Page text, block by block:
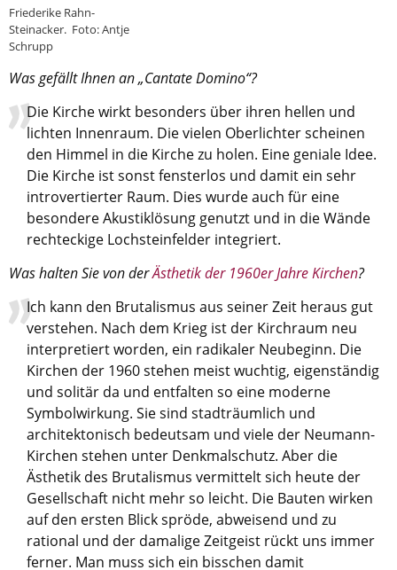
Oktober 2017
Informationen
Aus (nicht nur) Frankfurter Blogs
Videos
Beratung & Info
Impressum
Diese Website wurde am 28. November 2017
archiviert. Neues Online-Angebot:Evangelische
Kirche in Frankfurt.
Friederike Rahn-
Steinacker. Foto: Antje
Schrupp
Was gefällt Ihnen an „Cantate Domino“?
Die Kirche wirkt besonders über ihren hellen und
lichten Innenraum. Die vielen Oberlichter scheinen
den Himmel in die Kirche zu holen. Eine geniale Idee.
Die Kirche ist sonst fensterlos und damit ein sehr
introvertierter Raum. Dies wurde auch für eine
besondere Akustiklösung genutzt und in die Wände
rechteckige Lochsteinfelder integriert.
Was halten Sie von derÄsthetik der 1960er Jahre Kirchen?
Ich kann den Brutalismus aus seiner Zeit heraus gut
verstehen. Nach dem Krieg ist der Kirchraum neu
interpretiert worden, ein radikaler Neubeginn. Die
Kirchen der 1960 stehen meist wuchtig, eigenständig
und solitär da und entfalten so eine moderne
Symbolwirkung. Sie sind stadträumlich und
architektonisch bedeutsam und viele der Neumann-
Kirchen stehen unter Denkmalschutz. Aber die
Ästhetik des Brutalismus vermittelt sich heute der
Gesellschaft nicht mehr so leicht. Die Bauten wirken
auf den ersten Blick spröde, abweisend und zu
rational und der damalige Zeitgeist rückt uns immer
ferner. Man muss sich ein bisschen damit